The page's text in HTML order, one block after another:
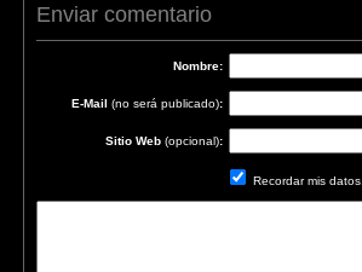
Enviar comentario
Nombre:
E-Mail (no será publicado):
Sitio Web (opcional):
Recordar mis datos.